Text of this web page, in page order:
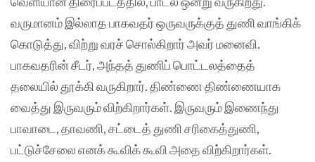
வருமானம் இல்லாத பாகவதர் ஒருவருக்குத் துணி வாங்கிக்
கொடுத்து, விற்று வரச் சொல்கிறார் அவர் மனைவி.
பாகவதரின் சீடர், அந்தத் துணிப் பொட்டலத்தைத்
தலையில் தூக்கி வருகிறார். திண்ணை திண்ணையாக
வைத்து இருவரும் விற்கிறார்கள். இருவரும் இணைந்து
பாவாடை, தாவணி, சட்டைத் துணி சரிகைத்துணி,
பட்டுச்சேலை எனக் கூவிக் கூவி அதை விற்கிறார்கள்.